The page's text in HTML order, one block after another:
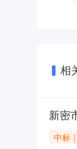
相
新密
中标